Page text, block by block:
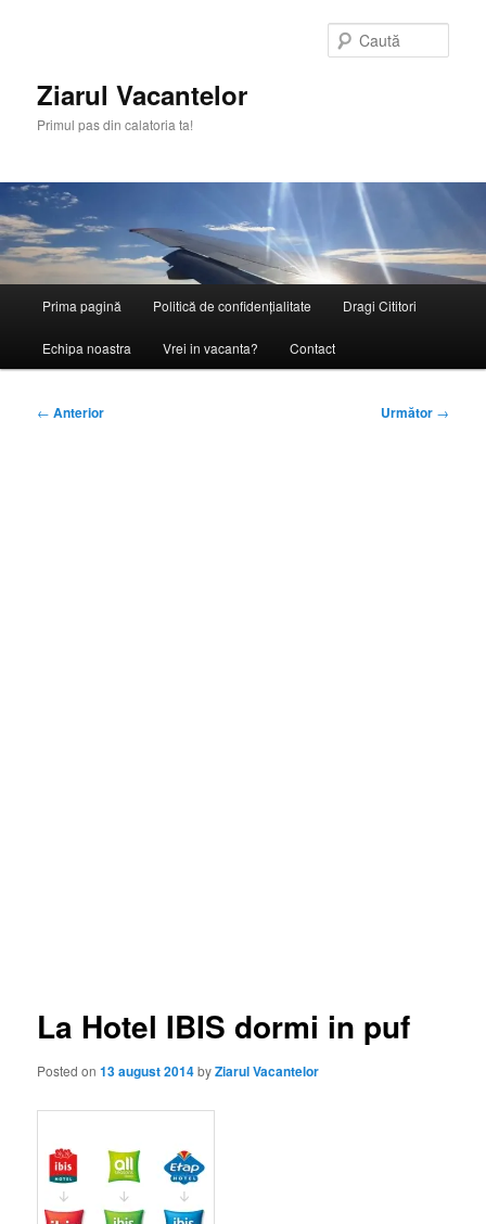
Ziarul Vacantelor
Primul pas din calatoria ta!
Prima pagină Politică de confidențialitate Dragi Cititori
Echipa noastra Vrei in vacanta? Contact
Navigare
← Anterior Următor →
La Hotel IBIS dormi in puf
Posted on13 august 2014byZiarul Vacantelor